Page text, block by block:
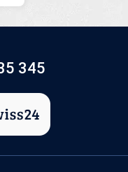
345